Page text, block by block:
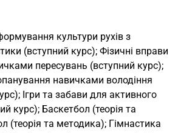
культури рухів з
(вступний курс); Фізичні вправи
пересувань (вступний курс);
навичками володіння
Ігри та забави для активного
курс); Баскетбол (теорія та
(теорія та методика); Гімнастика